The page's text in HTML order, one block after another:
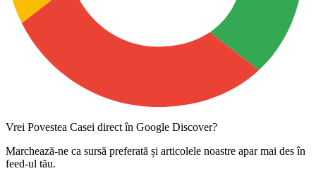
Vrei Povestea Casei direct în Google Discover?
Marchează-ne ca sursă preferată și articolele noastre apar mai des în
feed-ul tău.